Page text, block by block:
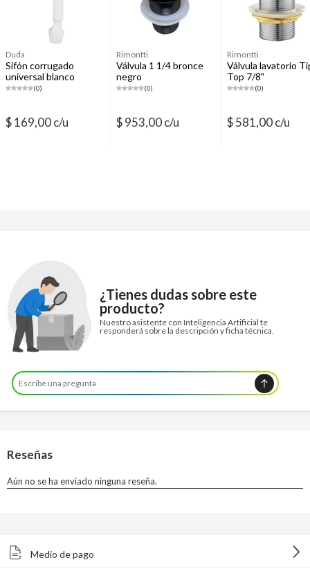
Duda
Sifón corrugado
universal blanco
(0)
$ 169,00 c/u
Rimontti
Válvula 1 1/4 bronce
negro
(0)
$ 953,00 c/u
Rimontti
Válvula lavatorio
Top 7/8"
(0)
$ 581,00 c/u
¿Tienes dudas sobre este
producto?
Nuestro asistente con Inteligencia Artificial te
responderá sobre la descripción y ficha técnica.
Medio de pago